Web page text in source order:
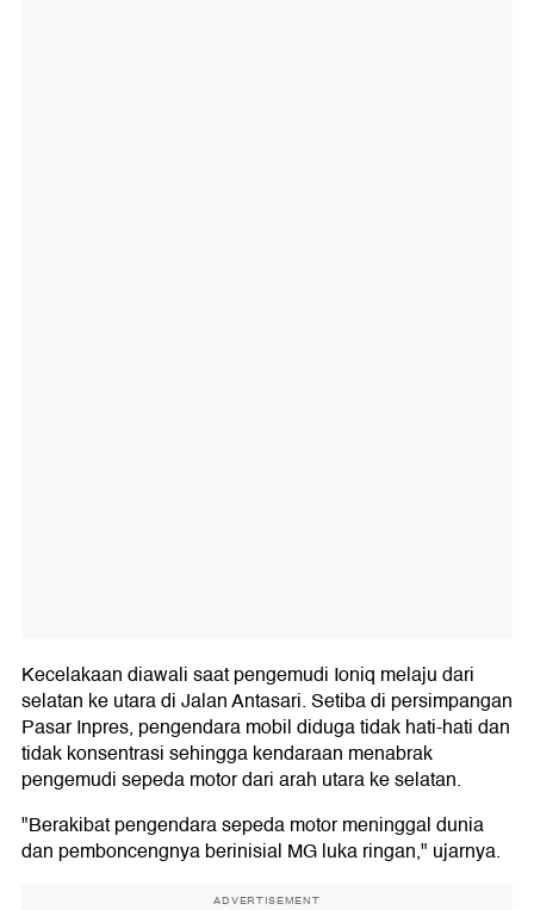
Kecelakaan diawali saat pengemudi Ioniq melaju dari
selatan ke utara di Jalan Antasari. Setiba di persimpangan
Pasar Inpres, pengendara mobil diduga tidak hati-hati dan
tidak konsentrasi sehingga kendaraan menabrak
pengemudi sepeda motor dari arah utara ke selatan.
"Berakibat pengendara sepeda motor meninggal dunia
dan pemboncengnya berinisial MG luka ringan," ujarnya.
ADVERTISEMENT